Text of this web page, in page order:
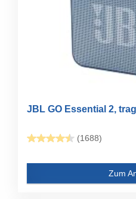
JBL GO Essential 2,
(1688)
Zum